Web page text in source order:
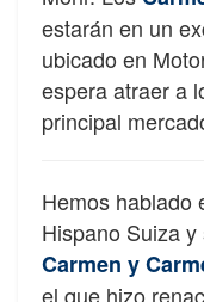
estarán en un
ubicado en
espera atraer a
principal
Hemos hablado
Hispano Suiza
Carmen y
el que hizo